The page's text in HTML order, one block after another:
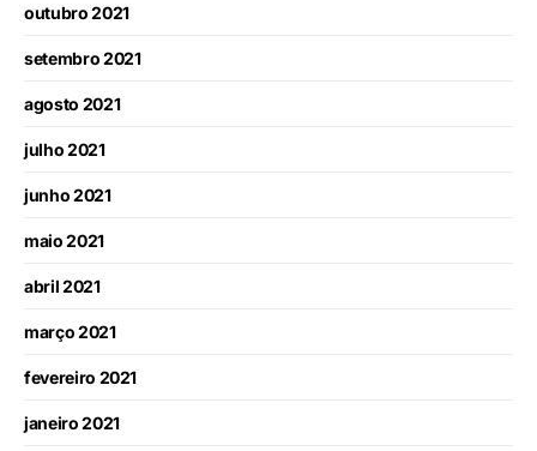
outubro 2021
setembro 2021
agosto 2021
julho 2021
junho 2021
maio 2021
abril 2021
março 2021
fevereiro 2021
janeiro 2021